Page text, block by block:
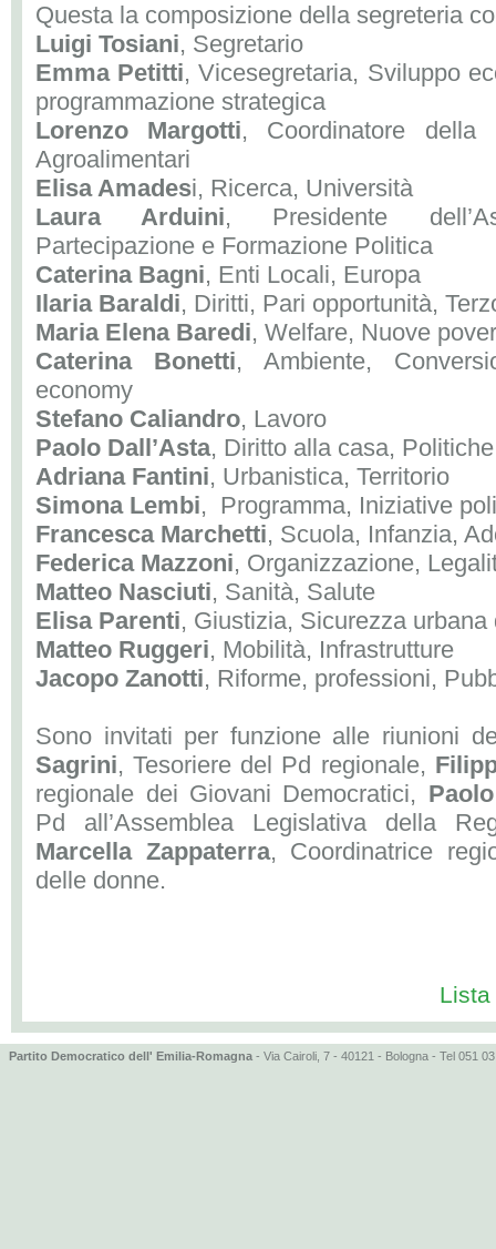
Questa la composizione della segreteria
Luigi Tosiani, Segretario
Emma Petitti, Vicesegretaria, Sviluppo
programmazione strategica
Lorenzo Margotti, Coordinatore della
Agroalimentari
Elisa Amadesi, Ricerca, Università
Laura Arduini, Presidente
Partecipazione e Formazione Politica
Caterina Bagni, Enti Locali, Europa
Ilaria Baraldi, Diritti, Pari opportunità,
Maria Elena Baredi, Welfare, Nuove
Caterina Bonetti, Ambiente,
economy
Stefano Caliandro, Lavoro
Paolo Dall’Asta, Diritto alla casa,
Adriana Fantini, Urbanistica, Territorio
Simona Lembi, Programma, Iniziative
Francesca Marchetti, Scuola, Infanzia,
Federica Mazzoni, Organizzazione,
Matteo Nasciuti, Sanità, Salute
Elisa Parenti, Giustizia, Sicurezza urbana
Matteo Ruggeri, Mobilità, Infrastrutture
Jacopo Zanotti, Riforme, professioni,
Sono invitati per funzione alle riunioni
Sagrini, Tesoriere del Pd regionale,
regionale dei Giovani Democratici,
Pd all’Assemblea Legislativa della
Marcella Zappaterra, Coordinatrice
delle donne.
Partito Democratico dell' Emilia-Romagna - Via Cairoli, 7 - 40121 - Bologna - Tel 051